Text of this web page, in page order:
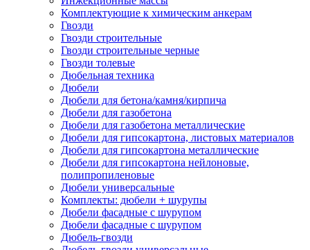
Комплектующие к химическим анкерам
Гвозди
Гвозди строительные
Гвозди строительные черные
Гвозди толевые
Дюбельная техника
Дюбели
Дюбели для бетона/камня/кирпича
Дюбели для газобетона
Дюбели для газобетона металлические
Дюбели для гипсокартона, листовых материалов
Дюбели для гипсокартона металлические
Дюбели для гипсокартона нейлоновые,
полипропиленовые
Дюбели универсальные
Комплекты: дюбели + шурупы
Дюбели фасадные с шурупом
Дюбели фасадные с шурупом
Дюбель-гвозди